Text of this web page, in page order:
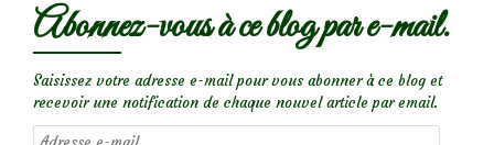
Abonnez-vous à ce blog par e-mail.
Saisissez votre adresse e-mail pour vous abonner à ce blog et
recevoir une notification de chaque nouvel article par email.
Adresse